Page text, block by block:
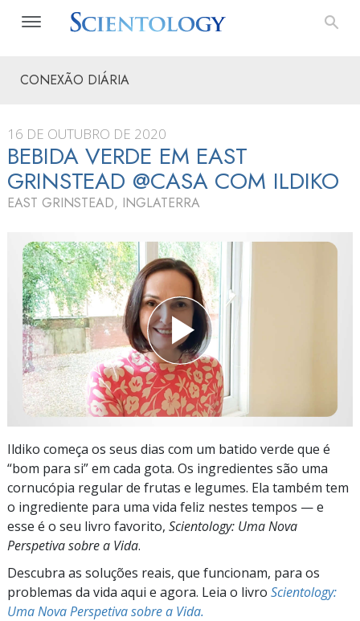
CONEXÃO DIÁRIA
16 DE OUTUBRO DE 2020
BEBIDA VERDE EM EAST
GRINSTEAD @CASA COM ILDIKO
EAST GRINSTEAD, INGLATERRA
Ildiko começa os seus dias com um batido verde que é
“bom para si” em cada gota. Os ingredientes são uma
cornucópia regular de frutas e legumes. Ela também tem
o ingrediente para uma vida feliz nestes tempos — e
esse é o seu livro favorito, Scientology: Uma Nova
Perspetiva sobre a Vida.
Descubra as soluções reais, que funcionam, para os
problemas da vida aqui e agora. Leia o livro Scientology:
Uma Nova Perspetiva sobre a Vida.